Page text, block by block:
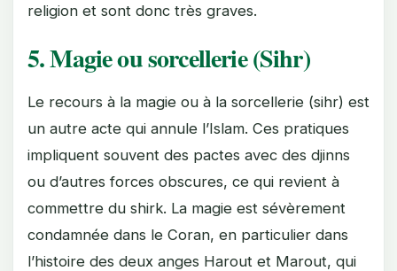
religion et sont donc très graves.
5. Magie ou sorcellerie (Sihr)
Le recours à la magie ou à la sorcellerie (sihr) est
un autre acte qui annule l’Islam. Ces pratiques
impliquent souvent des pactes avec des djinns
ou d’autres forces obscures, ce qui revient à
commettre du shirk. La magie est sévèrement
condamnée dans le Coran, en particulier dans
l’histoire des deux anges Harout et Marout, qui